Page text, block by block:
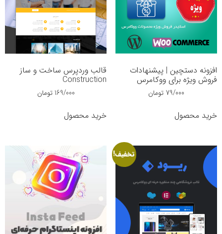
افزونه دستچین | پیشنهادات
فروش ویژه برای ووکامرس
79/000 تومان
خرید محصول
قالب وردپرس ساخت و ساز
Construction
169/000 تومان
خرید محصول
تخفیف!